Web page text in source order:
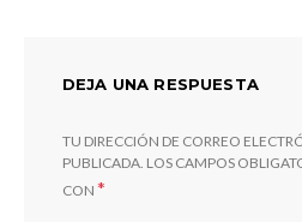
DEJA UNA RESPUESTA
TU DIRECCIÓN DE CORREO
PUBLICADA. LOS CAMPOS
CON *